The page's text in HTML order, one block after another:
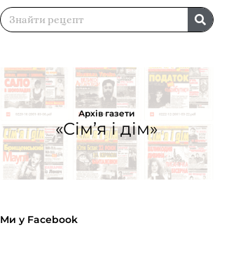
Архів газети
«Сім’я і дім»
Ми у Facebook